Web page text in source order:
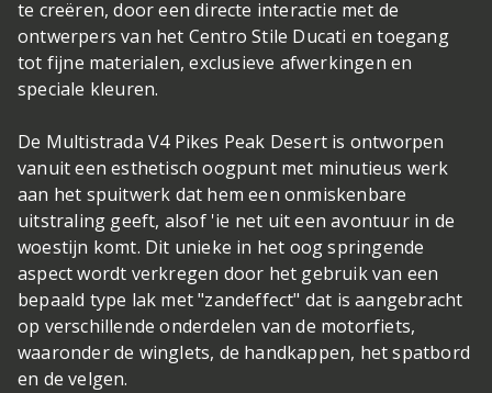
te creëren, door een directe interactie met de
ontwerpers van het Centro Stile Ducati en toegang
tot fijne materialen, exclusieve afwerkingen en
speciale kleuren.
De Multistrada V4 Pikes Peak Desert is ontworpen
vanuit een esthetisch oogpunt met minutieus werk
aan het spuitwerk dat hem een onmiskenbare
uitstraling geeft, alsof 'ie net uit een avontuur in de
woestijn komt. Dit unieke in het oog springende
aspect wordt verkregen door het gebruik van een
bepaald type lak met "zandeffect" dat is aangebracht
op verschillende onderdelen van de motorfiets,
waaronder de winglets, de handkappen, het spatbord
en de velgen.